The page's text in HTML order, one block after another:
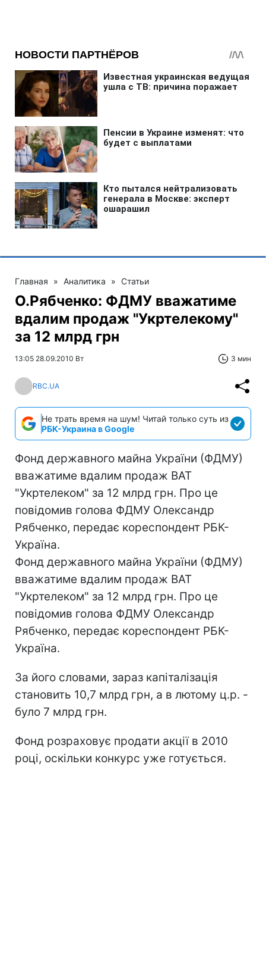
Главная » Аналитика » Статьи
О.Рябченко: ФДМУ вважатиме
вдалим продаж "Укртелекому"
за 12 млрд грн
13:05 28.09.2010 Вт 3 мин
RBC.UA
Не трать время на шум! Читай только суть из
РБК-Украина в Google
Фонд державного майна України (ФДМУ)
вважатиме вдалим продаж ВАТ
"Укртелеком" за 12 млрд грн. Про це
повідомив голова ФДМУ Олександр
Рябченко, передає кореспондент РБК-
Україна.
Фонд державного майна України (ФДМУ)
вважатиме вдалим продаж ВАТ
"Укртелеком" за 12 млрд грн. Про це
повідомив голова ФДМУ Олександр
Рябченко, передає кореспондент РБК-
Україна.
За його словами, зараз капіталізація
становить 10,7 млрд грн, а в лютому ц.р. -
було 7 млрд грн.
Фонд розраховує продати акції в 2010
році, оскільки конкурс уже готується.